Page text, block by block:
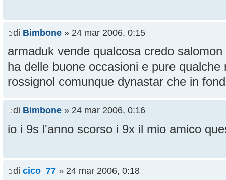
di Bimbone » 24 mar 2006, 0:15
armaduk vende qualcosa credo
ha delle buone occasioni e pure
rossignol comunque dynastar che in
di Bimbone » 24 mar 2006, 0:16
io i 9s l'anno scorso i 9x il mio amico
di cico_77 » 24 mar 2006, 0:18